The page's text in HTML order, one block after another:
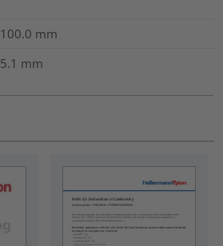
100.0 mm
5.1 mm